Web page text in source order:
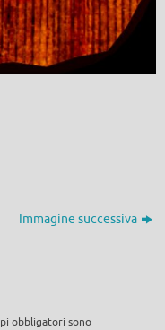
Immagine successiva
obbligatori sono